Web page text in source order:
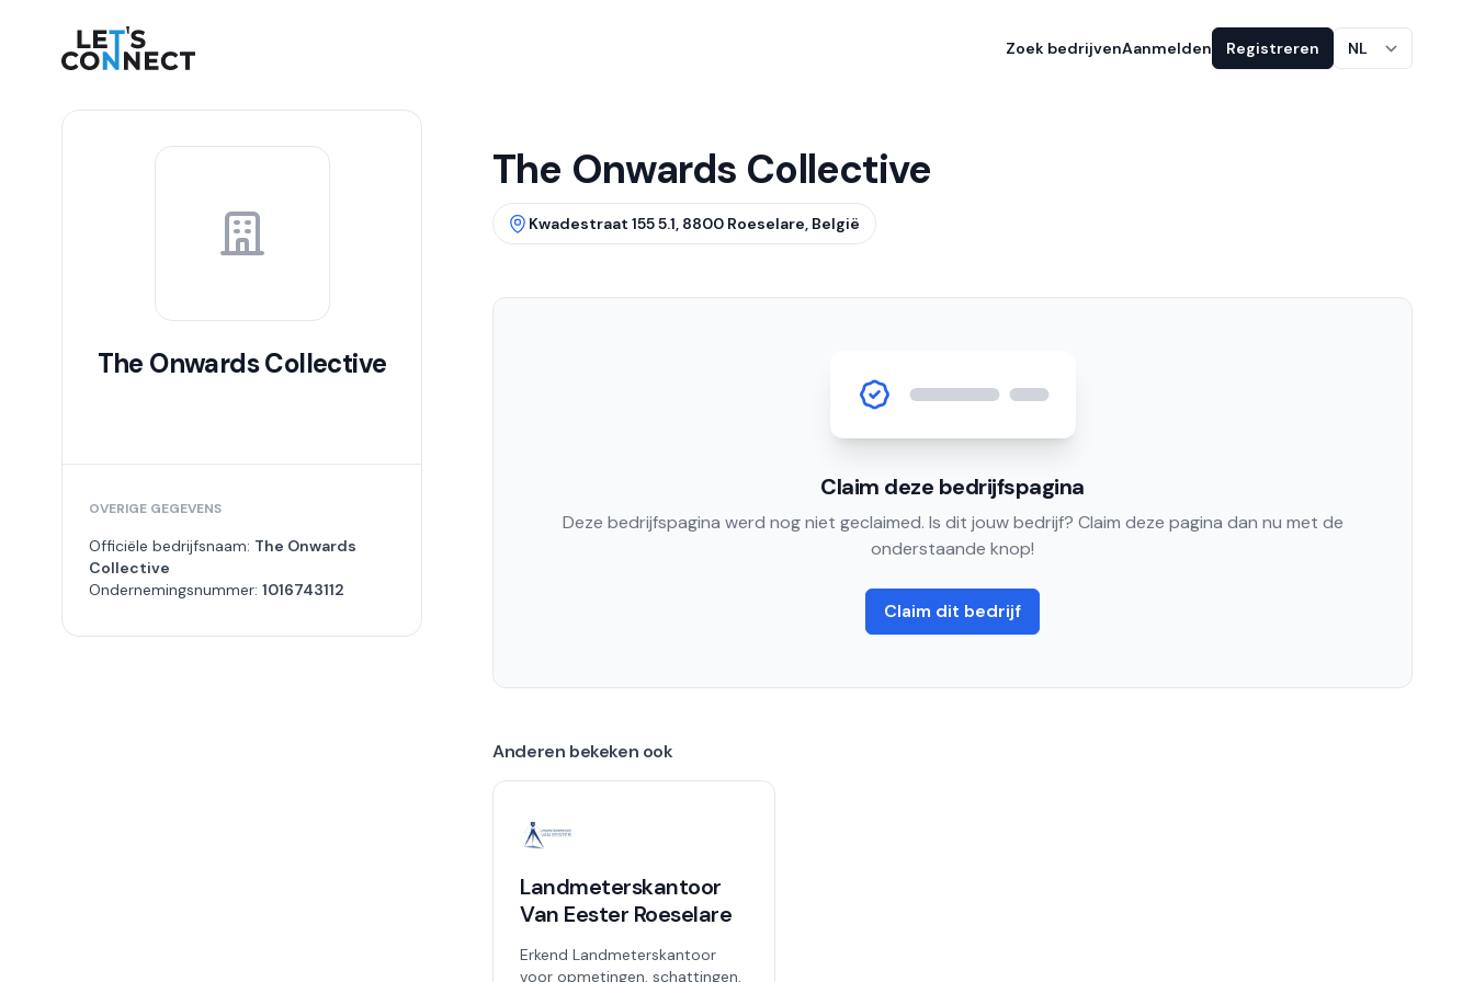
Let's Connect Zoek bedrijvenAanmelden Registreren NL
The Onwards Collective
OVERIGE GEGEVENS
Officiële bedrijfsnaam: The Onwards
Collective
Ondernemingsnummer: 1016743112
The Onwards Collective
Kwadestraat 155 5.1, 8800 Roeselare, België
Claim deze bedrijfspagina
Deze bedrijfspagina werd nog niet geclaimed. Is dit jouw bedrijf? Claim deze pagina dan nu met de
onderstaande knop!
Claim dit bedrijf
Anderen bekeken ook
Landmeterskantoor
Van Eester Roeselare
Erkend Landmeterskantoor
voor opmetingen, schattingen,